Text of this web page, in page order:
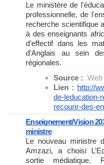
Le ministère de
professionnelle, de
recherche scientifique
à des enseignants
d’effectif dans les
d'Anglais au sein
régionales.
Source : .Web
Lien : http://
de-leducation-
recourir-des-
Enseignement/Vision
ministre
Le nouveau ministre
Amzazi, a choisi
sortie médiatique.